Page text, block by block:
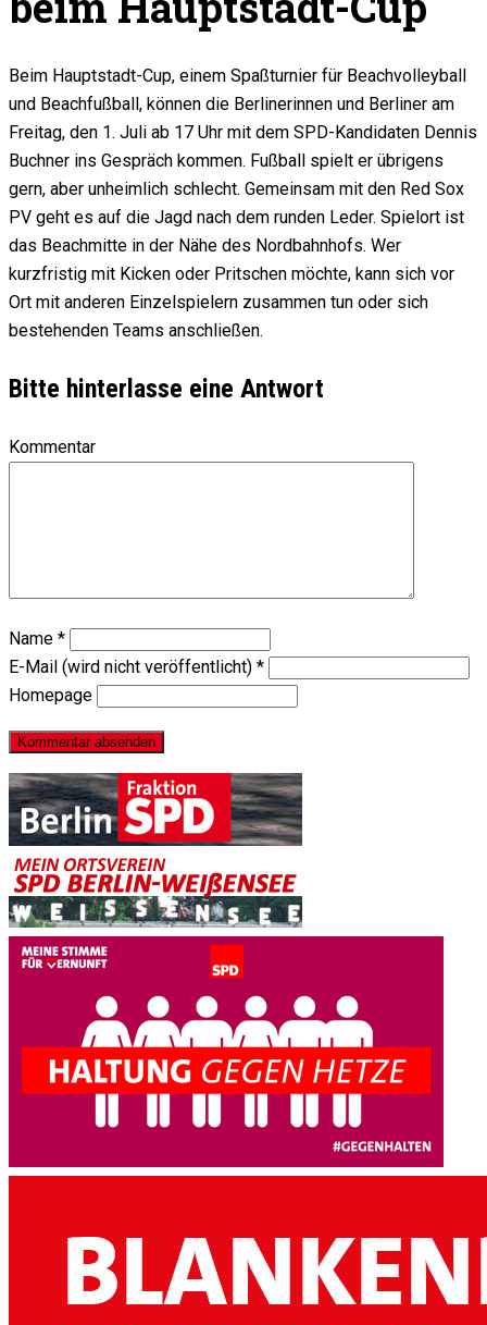
Beim Hauptstadt-Cup, einem Spaßturnier für Beachvolleyball
und Beachfußball, können die Berlinerinnen und Berliner am
Freitag, den 1. Juli ab 17 Uhr mit dem SPD-Kandidaten Dennis
Buchner ins Gespräch kommen. Fußball spielt er übrigens
gern, aber unheimlich schlecht. Gemeinsam mit den Red Sox
PV geht es auf die Jagd nach dem runden Leder. Spielort ist
das Beachmitte in der Nähe des Nordbahnhofs. Wer
kurzfristig mit Kicken oder Pritschen möchte, kann sich vor
Ort mit anderen Einzelspielern zusammen tun oder sich
bestehenden Teams anschließen.
Bitte hinterlasse eine Antwort
Kommentar
Name *
E-Mail (wird nicht veröffentlicht) *
Homepage